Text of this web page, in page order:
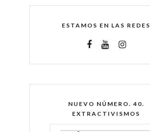
ESTAMOS EN LAS REDES
NUEVO NÚMERO. 40.
EXTRACTIVISMOS